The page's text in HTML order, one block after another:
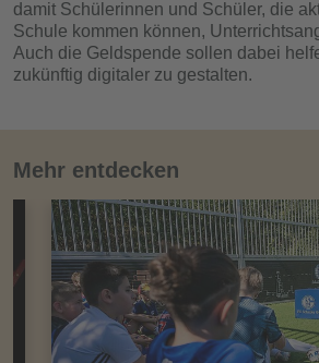
damit Schülerinnen und Schüler, die
Schule kommen können,
Auch die Geldspende sollen dabei
zukünftig digitaler zu gestalten.
Mehr entdecken